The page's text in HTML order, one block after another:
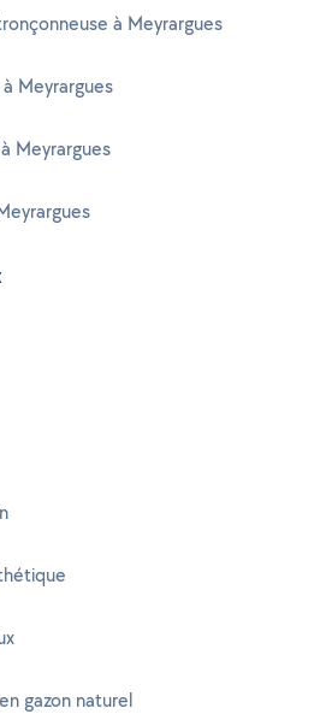
à Meyrargues
Meyrargues
Meyrargues
gazon naturel